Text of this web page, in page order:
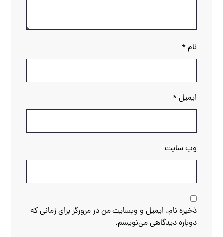
نام *
ایمیل *
وب‌ سایت
ذخیره نام، ایمیل و وبسایت من در مرورگر برای زمانی که
دوباره دیدگاهی می‌نویسم.